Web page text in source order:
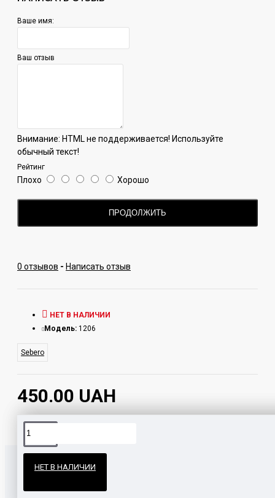
Ваше имя:
Ваш отзыв
Внимание: HTML не поддерживается! Используйте
обычный текст!
Рейтинг
Плохо Хорошо
ПРОДОЛЖИТЬ
0 отзывов - Написать отзыв
450.00 UAH
НЕТ В НАЛИЧИИ
Модель: 1206
Sebero
НЕТ В НАЛИЧИИ